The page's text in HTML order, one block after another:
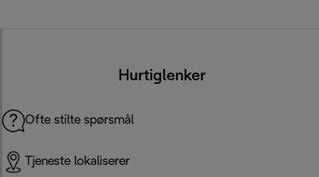
Hurtiglenker
Ofte stilte spørsmål
Tjeneste lokaliserer